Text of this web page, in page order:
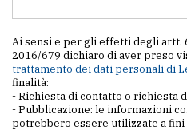
Ai sensi e per gli effetti degli artt.
2016/679 dichiaro di aver preso
trattamento dei dati personali di
finalità:
- Richiesta di contatto o richiesta
- Pubblicazione: le informazioni
potrebbero essere utilizzate a